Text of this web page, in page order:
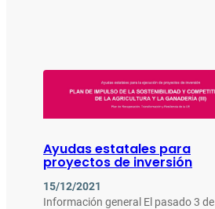
Ayudas estatales para
proyectos de inversión
15/12/2021
Información general El pasado 3 de